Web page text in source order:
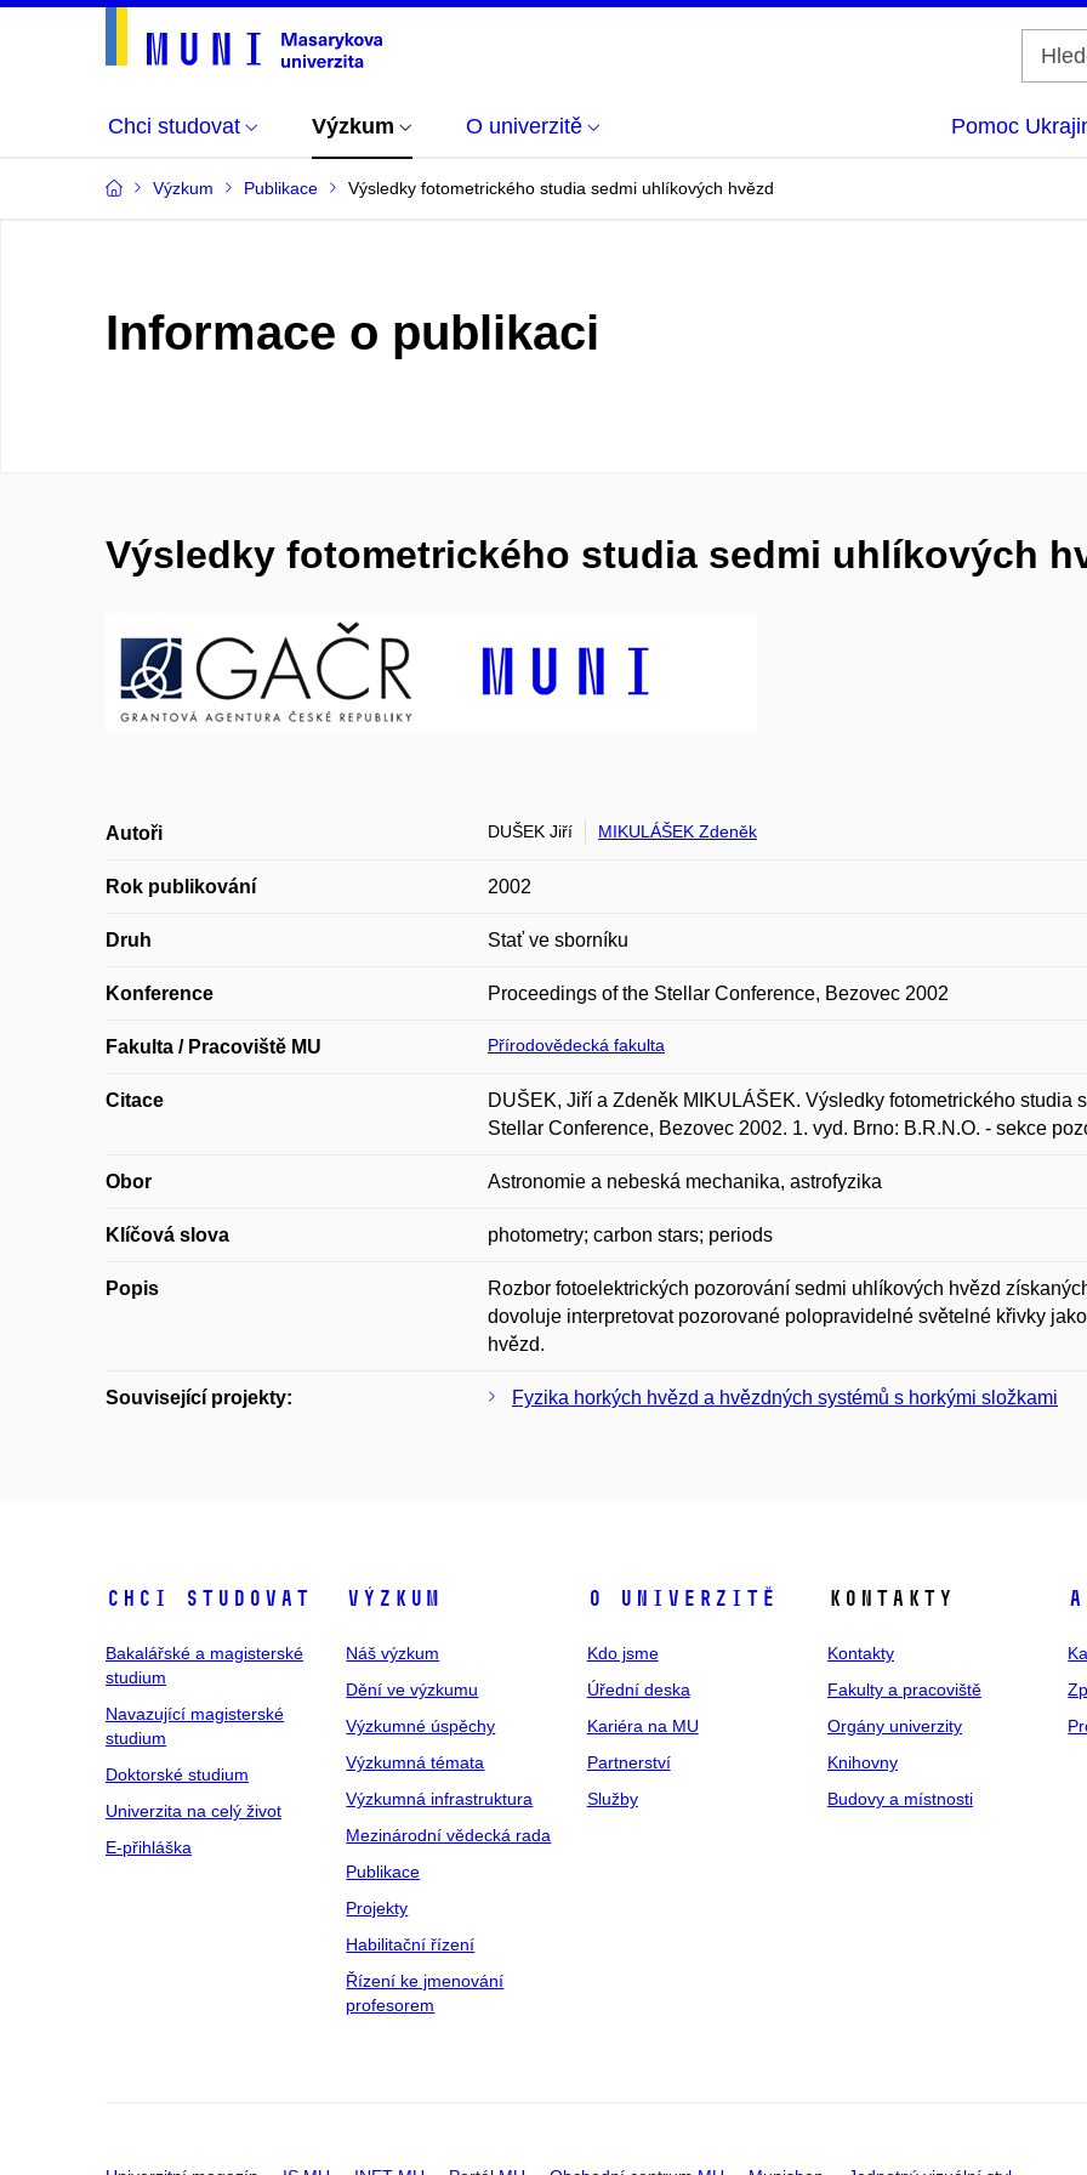
Chci studovat Výzkum O univerzitě Pomoc
Výzkum Publikace Výsledky fotometrického studia sedmi uhlíkových hvězd
Informace o publikaci
Výsledky fotometrického studia sedmi uhlíkových
Autoři DUŠEK Jiří MIKULÁŠEK Zdeněk
Rok publikování 2002
Druh Stať ve sborníku
Konference Proceedings of the Stellar Conference, Bezovec 2002
Fakulta / Pracoviště MU Přírodovědecká fakulta
Citace
DUŠEK, Jiří a Zdeněk MIKULÁŠEK. Výsledky fotometrického studia
Stellar Conference, Bezovec 2002. 1. vyd. Brno: B.R.N.O. - sekce
Obor Astronomie a nebeská mechanika, astrofyzika
Klíčová slova photometry; carbon stars; periods
Popis
Rozbor fotoelektrických pozorování sedmi uhlíkových hvězd
dovoluje interpretovat pozorované polopravidelné světelné křivky
hvězd.
Související projekty: Fyzika horkých hvězd a hvězdných systémů s horkými složkami
Chci studovat
Bakalářské a magisterské
studium
Navazující magisterské
studium
Doktorské studium
Univerzita na celý život
E-přihláška
Výzkum
Náš výzkum
Dění ve výzkumu
Výzkumné úspěchy
Výzkumná témata
Výzkumná infrastruktura
Mezinárodní vědecká rada
Publikace
Projekty
Habilitační řízení
Řízení ke jmenování
profesorem
O univerzitě
Kdo jsme
Úřední deska
Kariéra na MU
Partnerství
Služby
Kontakty
Kontakty
Fakulty a pracoviště
Orgány univerzity
Knihovny
Budovy a místnosti